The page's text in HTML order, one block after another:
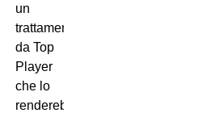
un
trattamento
da Top
Player
che lo
renderebbe